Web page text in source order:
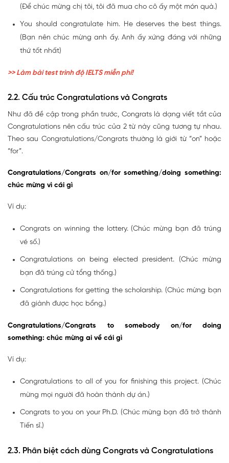
(Để chúc mừng chị tôi, tôi đã mua cho cô ấy một món quà.)
You should congratulate him. He deserves the best things.
(Bạn nên chúc mừng anh ấy. Anh ấy xứng đáng với những
thứ tốt nhất)
>> Làm bài test trình độ IELTS miễn phí!
2.2. Cấu trúc Congratulations và Congrats
Như đã đề cập trong phần trước, Congrats là dạng viết tắt của
Congratulations nên cấu trúc của 2 từ này cũng tương tự nhau.
Theo sau Congratulations/Congrats thường là giới từ “on” hoặc
“for”.
Congratulations/Congrats on/for something/doing something:
chúc mừng vì cái gì
Ví dụ:
Congrats on winning the lottery. (Chúc mừng bạn đã trúng
vé số.)
Congratulations on being elected president. (Chúc mừng
bạn đã trúng cử tổng thống.)
Congratulations for getting the scholarship. (Chúc mừng bạn
đã giành được học bổng.)
Congratulations/Congrats to somebody on/for doing
something: chúc mừng ai về cái gì
Ví dụ:
Congratulations to all of you for finishing this project. (Chúc
mừng mọi người đã hoàn thành dự án.)
Congrats to you on your Ph.D. (Chúc mừng bạn đã trở thành
Tiến sĩ.)
2.3. Phân biệt cách dùng Congrats và Congratulations